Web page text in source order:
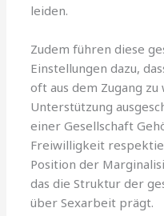
leiden.
Zudem führen diese
Einstellungen dazu,
oft aus dem Zugang zu
Unterstützung
einer Gesellschaft
Freiwilligkeit
Position der
das die Struktur der
über Sexarbeit prägt.